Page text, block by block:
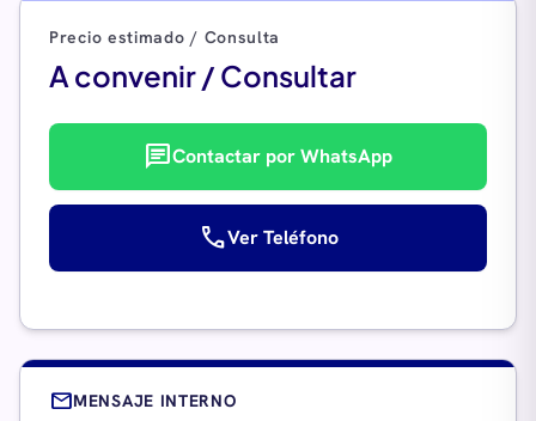
Precio estimado / Consulta
A convenir / Consultar
chatContactar por WhatsApp
callVer Teléfono
mailMENSAJE INTERNO